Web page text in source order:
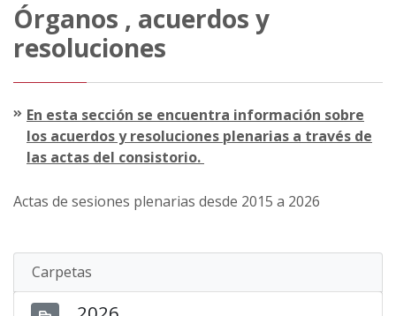
Órganos , acuerdos y
resoluciones
En esta sección se encuentra información sobre
los acuerdos y resoluciones plenarias a través de
las actas del consistorio.
Actas de sesiones plenarias desde 2015 a 2026
Carpetas